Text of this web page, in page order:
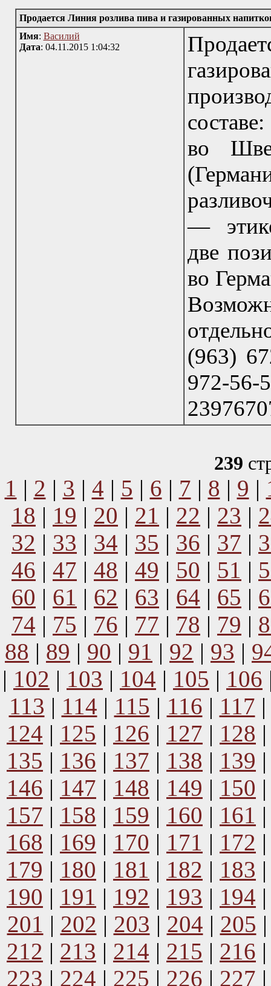
Продается Линия розлива пива и газированных
Имя: Василий
Дата: 04.11.2015 1:04:32
во
—
две
во
(963)
972-
239
1 | 2 | 3 | 4 | 5 | 6 | 7 | 8 | 9 |
18 | 19 | 20 | 21 | 22 | 23 |
32 | 33 | 34 | 35 | 36 | 37 |
46 | 47 | 48 | 49 | 50 | 51 |
60 | 61 | 62 | 63 | 64 | 65 |
74 | 75 | 76 | 77 | 78 | 79 |
88 | 89 | 90 | 91 | 92 | 93 |
| 102 | 103 | 104 | 105 | 106
113 | 114 | 115 | 116 | 117
124 | 125 | 126 | 127 | 128
135 | 136 | 137 | 138 | 139
146 | 147 | 148 | 149 | 150
157 | 158 | 159 | 160 | 161
168 | 169 | 170 | 171 | 172
179 | 180 | 181 | 182 | 183
190 | 191 | 192 | 193 | 194
201 | 202 | 203 | 204 | 205
212 | 213 | 214 | 215 | 216
223 | 224 | 225 | 226 | 227